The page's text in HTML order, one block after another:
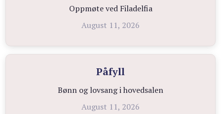
Oppmøte ved Filadelfia
August 11, 2026
Påfyll
Bønn og lovsang i hovedsalen
August 11, 2026